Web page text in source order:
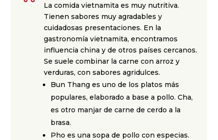
La comida vietnamita es muy nutritiva.
Tienen sabores muy agradables y
cuidadosas presentaciones. En la
gastronomía vietnamita, encontramos
influencia china y de otros países cercanos.
Se suele combinar la carne con arroz y
verduras, con sabores agridulces.
Bun Thang es uno de los platos más
populares, elaborado a base a pollo. Cha,
es otro manjar de carne de cerdo a la
brasa.
Pho es una sopa de pollo con especias.